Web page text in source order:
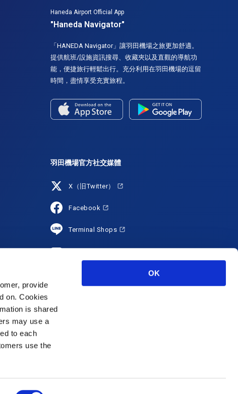
provide
on. Cookies
is shared
may use a
to each
use the
OK
Haneda Airport Official App
"Haneda Navigator"
「HANEDA Navigator」讓羽田機場之旅更加舒適。
提供航班/設施資訊搜尋、收藏夾以及直觀的導航功
能，便捷旅行輕鬆出行。充分利用在羽田機場的逗留
時間，盡情享受充實旅程。
羽田機場官方社交媒體
X（旧Twitter）
Facebook
Terminal Shops
YouTube
Airport Terminal Co.,Ltd.